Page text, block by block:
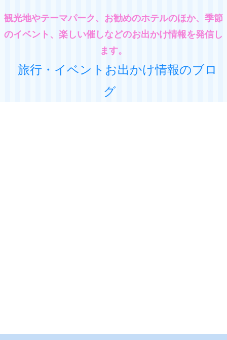
観光地やテーマパーク、お勧めのホテルのほか、季節
のイベント、楽しい催しなどのお出かけ情報を発信し
ます。
旅行・イベントお出かけ情報のブロ
グ